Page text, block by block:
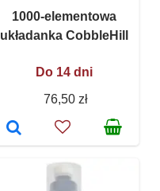
1000-elementowa
układanka CobbleHill
Do 14 dni
76,50 zł